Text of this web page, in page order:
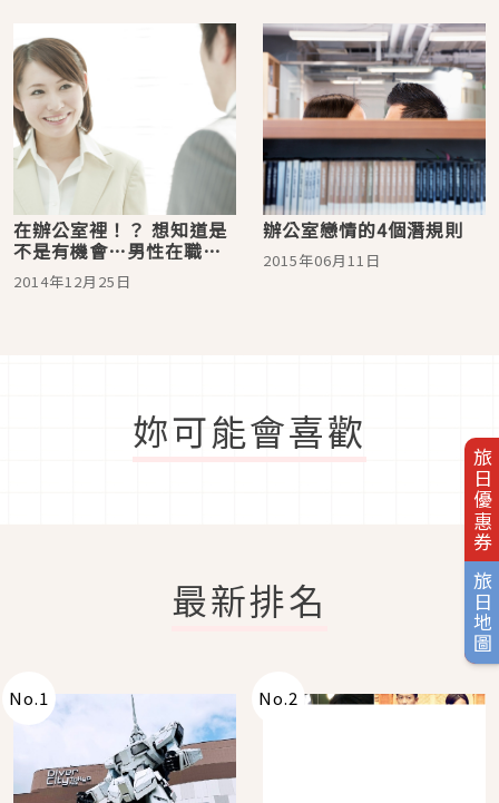
旅日優惠券
旅日地圖
在辦公室裡！？ 想知道是
不是有機會…男性在職場
會對喜歡的女性採取的態
度是？
2014年12月25日
辦公室戀情的4個潛規則
2015年06月11日
妳可能會喜歡
最新排名
No.1 No.2